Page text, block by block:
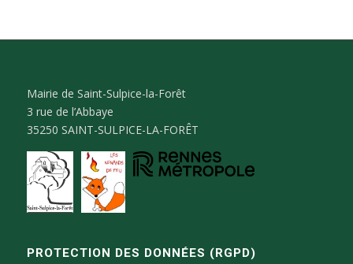
Mairie de Saint-Sulpice-la-Forêt
3 rue de l’Abbaye
35250 SAINT-SULPICE-LA-FORÊT
PROTECTION DES DONNÉES (RGPD)